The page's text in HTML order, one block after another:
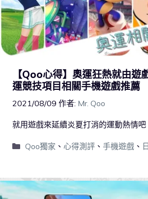
【Qoo心得】奧運狂熱就由遊
運競技項目相關手機遊戲推薦
2021/08/09 作者: Mr. Qoo
就用遊戲來延續炎夏打消的運動熱情吧
Qoo獨家 、 心得測評、 手機遊戲、